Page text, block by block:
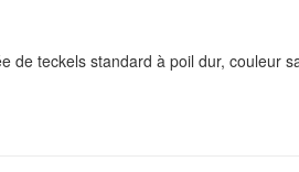
de teckels standard à poil dur, couleur